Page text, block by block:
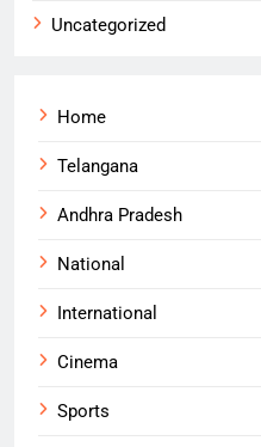
Uncategorized
Home
Telangana
Andhra Pradesh
National
International
Cinema
Sports